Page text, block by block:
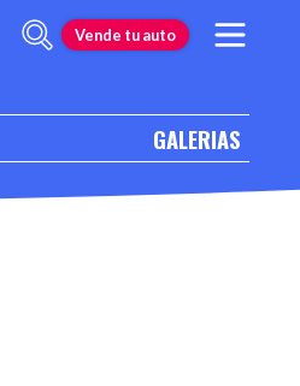
Vende tu auto
GALERIAS